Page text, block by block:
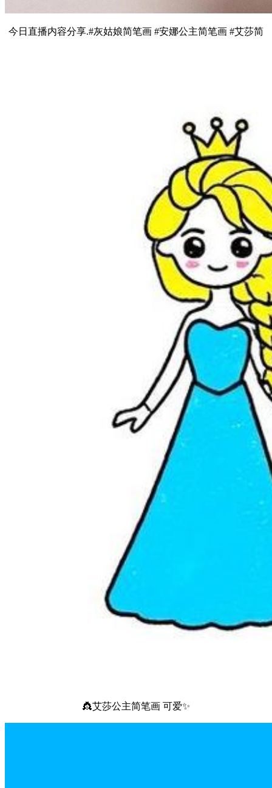
今日直播内容分享.#灰姑娘简笔画 #安娜公主简笔画 #艾莎简
👸艾莎公主简笔画 可爱✨